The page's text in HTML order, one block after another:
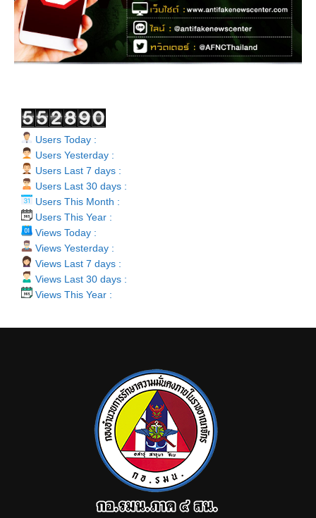
Users Today :
Users Yesterday :
Users Last 7 days :
Users Last 30 days :
Users This Month :
Users This Year :
Views Today :
Views Yesterday :
Views Last 7 days :
Views Last 30 days :
Views This Year :